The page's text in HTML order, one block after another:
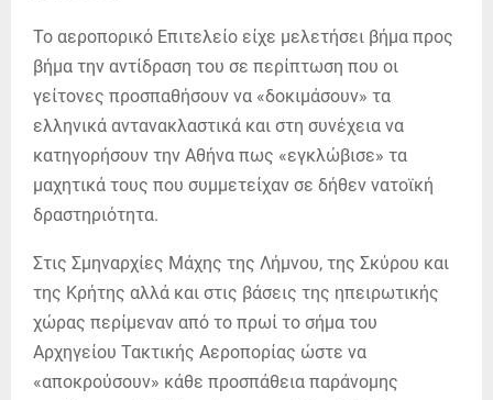
Το αεροπορικό Επιτελείο είχε μελετήσει βήμα προς
βήμα την αντίδραση του σε περίπτωση που οι
γείτονες προσπαθήσουν να «δοκιμάσουν» τα
ελληνικά αντανακλαστικά και στη συνέχεια να
κατηγορήσουν την Αθήνα πως «εγκλώβισε» τα
μαχητικά τους που συμμετείχαν σε δήθεν νατοϊκή
δραστηριότητα.
Στις Σμηναρχίες Μάχης της Λήμνου, της Σκύρου και
της Κρήτης αλλά και στις βάσεις της ηπειρωτικής
χώρας περίμεναν από το πρωί το σήμα του
Αρχηγείου Τακτικής Αεροπορίας ώστε να
«αποκρούσουν» κάθε προσπάθεια παράνομης